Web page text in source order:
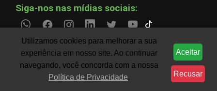
Siga-nos nas mídias sociais:
Utilizamos cookies para melhorar a sua
experiência em nosso site. Ao continuar
navegando, você concorda com a nossa
Política de Privacidade.
Aceitar
Recusar
CLIMA Informações do agronegócio temporariamente